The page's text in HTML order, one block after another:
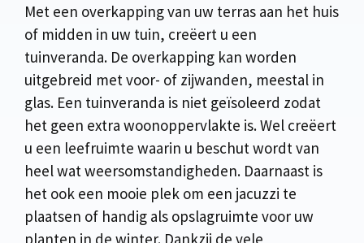
Met een overkapping van uw terras aan het huis
of midden in uw tuin, creëert u een
tuinveranda. De overkapping kan worden
uitgebreid met voor- of zijwanden, meestal in
glas. Een tuinveranda is niet geïsoleerd zodat
het geen extra woonoppervlakte is. Wel creëert
u een leefruimte waarin u beschut wordt van
heel wat weersomstandigheden. Daarnaast is
het ook een mooie plek om een jacuzzi te
plaatsen of handig als opslagruimte voor uw